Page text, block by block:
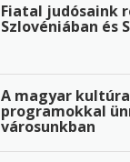
Fiatal judósaink
Szlovéniában és
A magyar
programokkal
városunkban